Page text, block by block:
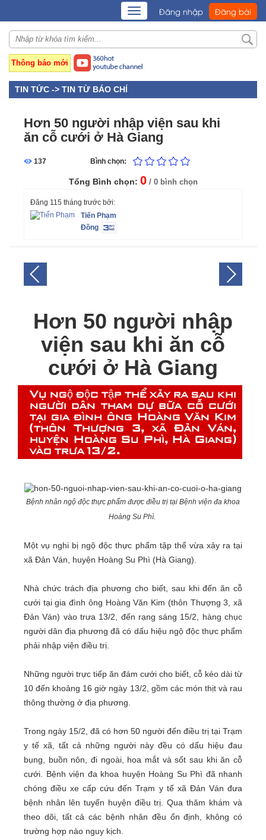
TOGGLE
NAVIGATION
Đăng nhập Đăng bài
Thông báo mới
TIN TỨC -> TIN TỪ BÁO CHÍ
Hơn 50 người nhập viện sau khi
ăn cỗ cưới ở Hà Giang
137 Bình chọn:
Tổng Bình chọn: 0 / 0 bình chọn
Đăng 115 tháng trước bởi:
Tiến Phạm
Đồng
Hơn 50 người nhập
viện sau khi ăn cỗ
cưới ở Hà Giang
Vụ ngộ độc tập thể xảy ra sau khi
người dân tham dự bữa cỗ cưới
tại gia đình ông Hoàng Văn Kim
(thôn Thượng 3, xã Đản Ván,
huyện Hoàng Su Phì, Hà Giang)
vào trưa 13/2.
Bệnh nhân ngộ độc thực phẩm được điều trị tại Bệnh viện đa khoa
Hoàng Su Phì.
Một vụ nghi bị ngộ độc thực phẩm tập thể vừa xảy ra tại
xã Đản Ván, huyện Hoàng Su Phì (Hà Giang).
Nhà chức trách địa phương cho biết, sau khi đến ăn cỗ
cưới tại gia đình ông Hoàng Văn Kim (thôn Thượng 3, xã
Đản Ván) vào trưa 13/2, đến rạng sáng 15/2, hàng chục
người dân địa phương đã có dấu hiệu ngộ độc thực phẩm
phải nhập viện điều trị.
Những người trực tiếp ăn đám cưới cho biết, cỗ kéo dài từ
10 đến khoảng 16 giờ ngày 13/2, gồm các món thịt và rau
thông thường ở địa phương.
Trong ngày 15/2, đã có hơn 50 người đến điều trị tại Trạm
y tế xã, tất cả những người này đều có dấu hiệu đau
bụng, buồn nôn, đi ngoài, hoa mắt và sốt sau khi ăn cỗ
cưới. Bệnh viện đa khoa huyện Hoàng Su Phì đã nhanh
chóng điều xe cấp cứu đến Trạm y tế xã Đản Ván đưa
bệnh nhân lên tuyến huyện điều trị. Qua thăm khám và
theo dõi, tất cả các bệnh nhân đều ổn định, không có
trường hợp nào nguy kịch.